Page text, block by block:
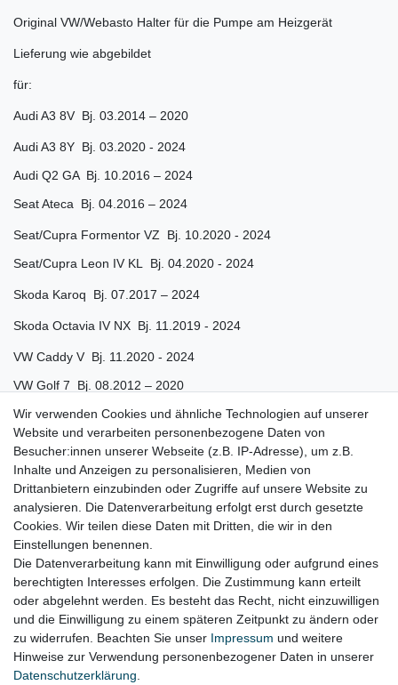
Original VW/Webasto Halter für die Pumpe am Heizgerät
Lieferung wie abgebildet
für:
Audi A3 8V Bj. 03.2014 – 2020
Audi A3 8Y Bj. 03.2020 - 2024
Audi Q2 GA Bj. 10.2016 – 2024
Seat Ateca Bj. 04.2016 – 2024
Seat/Cupra Formentor VZ Bj. 10.2020 - 2024
Seat/Cupra Leon IV KL Bj. 04.2020 - 2024
Skoda Karoq Bj. 07.2017 – 2024
Skoda Octavia IV NX Bj. 11.2019 - 2024
VW Caddy V Bj. 11.2020 - 2024
VW Golf 7 Bj. 08.2012 – 2020
VW Golf 8 5H CD1 Bj. 08.2019 – 2024
VW Sportsvan AM Bj. 02.2014 – 08.2020
VW Touran II 5T Bj. 05.2015 – 2024
Lieferzeit etwa 1 bis 3 Werktage
Wir verwenden Cookies und ähnliche Technologien auf unserer
Website und verarbeiten personenbezogene Daten von
Besucher:innen unserer Webseite (z.B. IP-Adresse), um z.B.
Inhalte und Anzeigen zu personalisieren, Medien von
Drittanbietern einzubinden oder Zugriffe auf unsere Website zu
analysieren. Die Datenverarbeitung erfolgt erst durch gesetzte
Cookies. Wir teilen diese Daten mit Dritten, die wir in den
Einstellungen benennen.
Die Datenverarbeitung kann mit Einwilligung oder aufgrund eines
berechtigten Interesses erfolgen. Die Zustimmung kann erteilt
oder abgelehnt werden. Es besteht das Recht, nicht einzuwilligen
und die Einwilligung zu einem späteren Zeitpunkt zu ändern oder
zu widerrufen. Beachten Sie unser Impressum und weitere
Hinweise zur Verwendung personenbezogener Daten in unserer
Daten­schutz­erklärung
Impressum